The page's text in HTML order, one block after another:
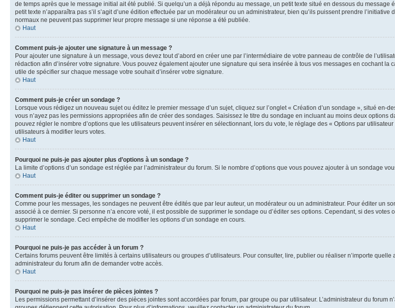
de temps après que le message initial ait été publié. Si quelqu’un a déjà répondu au message, un petit texte situé en dessous du message
petit texte n’apparaîtra pas s’il s’agit d’une édition effectuée par un modérateur ou un administrateur, bien qu’ils puissent prendre
normaux ne peuvent pas supprimer leur propre message si une réponse a été publiée.
Haut
Comment puis-je ajouter une signature à un message ?
Pour ajouter une signature à un message, vous devez tout d’abord en créer une par l’intermédiaire de votre panneau de contrôle de
rédaction afin d’insérer votre signature. Vous pouvez également ajouter une signature qui sera insérée à tous vos messages en cochant
utile de spécifier sur chaque message votre souhait d’insérer votre signature.
Haut
Comment puis-je créer un sondage ?
Lorsque vous rédigez un nouveau sujet ou éditez le premier message d’un sujet, cliquez sur l’onglet « Création d’un sondage », situé
vous n’ayez pas les permissions appropriées afin de créer des sondages. Saisissez le titre du sondage en incluant au moins deux
pouvez régler le nombre d’options que les utilisateurs peuvent insérer en sélectionnant, lors du vote, le réglage des « Options par
utilisateurs à modifier leurs votes.
Haut
Pourquoi ne puis-je pas ajouter plus d’options à un sondage ?
La limite d’options d’un sondage est réglée par l’administrateur du forum. Si le nombre d’options que vous pouvez ajouter à un sondage
Haut
Comment puis-je éditer ou supprimer un sondage ?
Comme pour les messages, les sondages ne peuvent être édités que par leur auteur, un modérateur ou un administrateur. Pour éditer un
associé à ce dernier. Si personne n’a encore voté, il est possible de supprimer le sondage ou d’éditer ses options. Cependant, si des
supprimer le sondage. Ceci empêche de modifier les options d’un sondage en cours.
Haut
Pourquoi ne puis-je pas accéder à un forum ?
Certains forums peuvent être limités à certains utilisateurs ou groupes d’utilisateurs. Pour consulter, lire, publier ou réaliser n’importe
administrateur du forum afin de demander votre accès.
Haut
Pourquoi ne puis-je pas insérer de pièces jointes ?
Les permissions permettant d’insérer des pièces jointes sont accordées par forum, par groupe ou par utilisateur. L’administrateur du